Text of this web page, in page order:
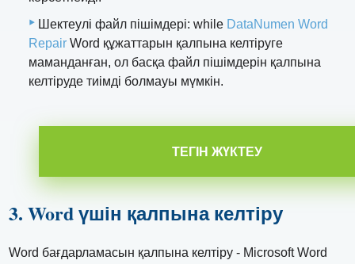
Шектеулі файл пішімдері: while DataNumen Word
Repair Word құжаттарын қалпына келтіруге
маманданған, ол басқа файл пішімдерін қалпына
келтіруде тиімді болмауы мүмкін.
ТЕГІН ЖҮКТЕУ
3. Word үшін қалпына келтіру
Word бағдарламасын қалпына келтіру - Microsoft Word